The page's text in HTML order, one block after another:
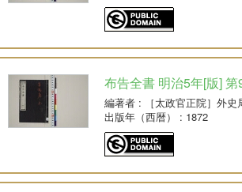
布告全書 明治5年[版] 第
編著者 : ［太政官正院］外史
出版年（西暦）
: 1872